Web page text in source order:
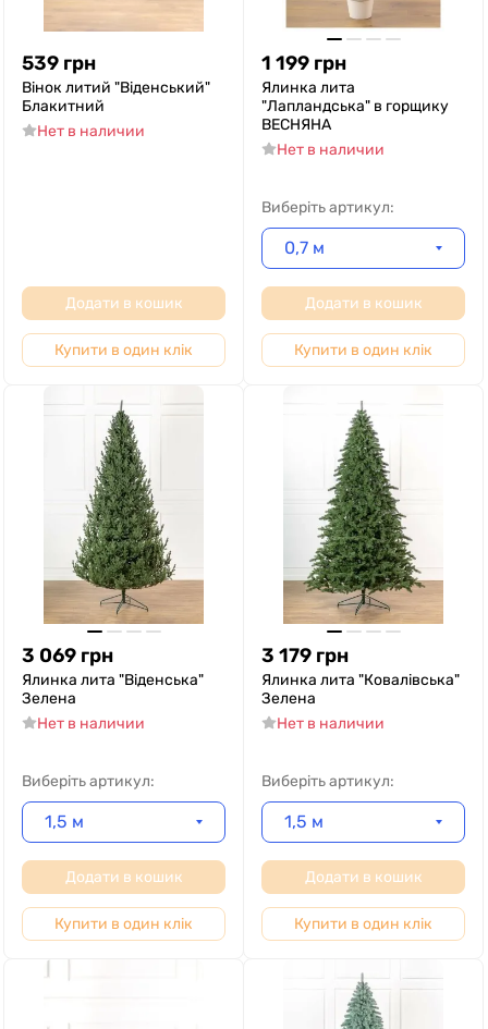
539 грн
Вінок литий "Віденський"
Блакитний
Нет в наличии
Додати в кошик
Купити в один клік
1 199 грн
Ялинка лита
"Лапландська" в горщику
ВЕСНЯНА
Нет в наличии
Виберіть артикул:
0,7 м
Додати в кошик
Купити в один клік
3 069 грн
Ялинка лита "Віденська"
Зелена
Нет в наличии
Виберіть артикул:
1,5 м
Додати в кошик
Купити в один клік
3 179 грн
Ялинка лита "Ковалівська"
Зелена
Нет в наличии
Виберіть артикул:
1,5 м
Додати в кошик
Купити в один клік